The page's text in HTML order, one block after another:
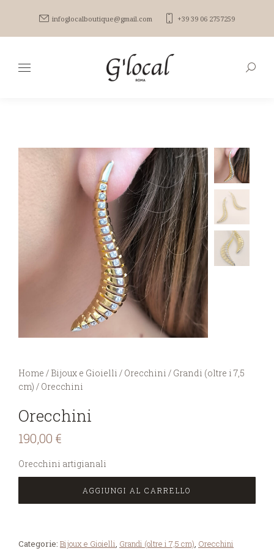
infoglocalboutique@gmail.com +39 39 06 2757259
You are here:
Home / Bijoux e Gioielli / Orecchini / Grandi (oltre i 7,5
cm) / Orecchini
Orecchini
190,00 €
Orecchini artigianali
AGGIUNGI AL CARRELLO
Categorie: Bijoux e Gioielli, Grandi (oltre i 7,5 cm), Orecchini